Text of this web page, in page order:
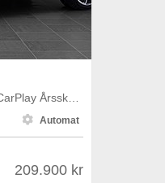
 Automat
209.900 kr